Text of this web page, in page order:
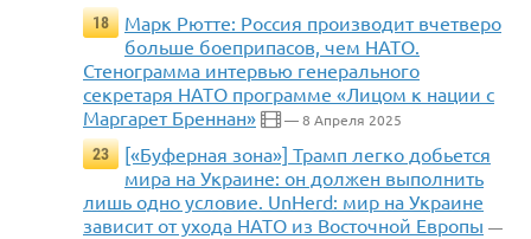
18
Марк Рютте: Россия производит вчетверо
больше боеприпасов, чем НАТО.
Стенограмма интервью генерального
секретаря НАТО программе «Лицом к нации с
Маргарет Бреннан»
— 8 Апреля 2025
23
[«Буферная зона»] Трамп легко добьется
мира на Украине: он должен выполнить
лишь одно условие. UnHerd: мир на Украине
зависит от ухода НАТО из Восточной Европы —